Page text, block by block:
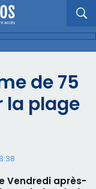
de 75
la plage
Vendredi après-